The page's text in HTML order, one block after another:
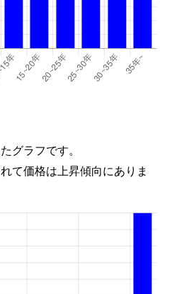
グラフです。
て価格は上昇傾向にありま